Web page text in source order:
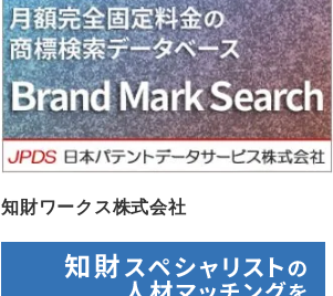
イ
ブ
知財ワークス株式会社